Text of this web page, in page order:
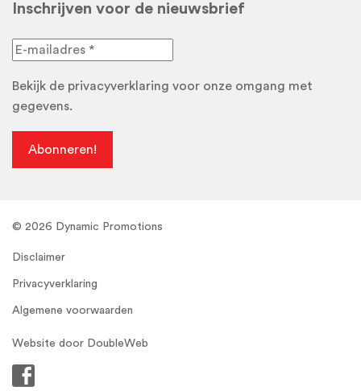
Inschrijven voor de nieuwsbrief
Bekijk de privacyverklaring voor onze omgang met
gegevens.
© 2026 Dynamic Promotions
Disclaimer
Privacyverklaring
Algemene voorwaarden
Website door DoubleWeb